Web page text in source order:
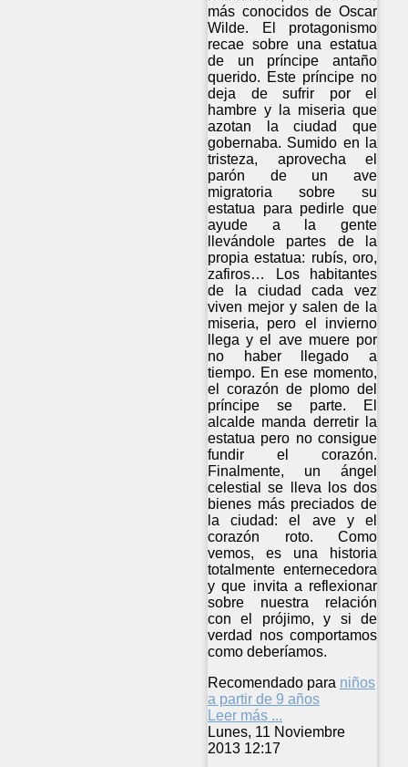
más conocidos de Oscar
Wilde. El protagonismo
recae sobre una estatua
de un príncipe antaño
querido. Este príncipe no
deja de sufrir por el
hambre y la miseria que
azotan la ciudad que
gobernaba. Sumido en la
tristeza, aprovecha el
parón de un ave
migratoria sobre su
estatua para pedirle que
ayude a la gente
llevándole partes de la
propia estatua: rubís, oro,
zafiros… Los habitantes
de la ciudad cada vez
viven mejor y salen de la
miseria, pero el invierno
llega y el ave muere por
no haber llegado a
tiempo. En ese momento,
el corazón de plomo del
príncipe se parte. El
alcalde manda derretir la
estatua pero no consigue
fundir el corazón.
Finalmente, un ángel
celestial se lleva los dos
bienes más preciados de
la ciudad: el ave y el
corazón roto. Como
vemos, es una historia
totalmente enternecedora
y que invita a reflexionar
sobre nuestra relación
con el prójimo, y si de
verdad nos comportamos
como deberíamos.
Recomendado para niños
a partir de 9 años
Leer más ...
Lunes, 11 Noviembre
2013 12:17